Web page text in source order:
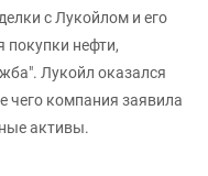
с Лукойлом и его
покупки нефти,
Лукойл оказался
чего компания заявила
активы.